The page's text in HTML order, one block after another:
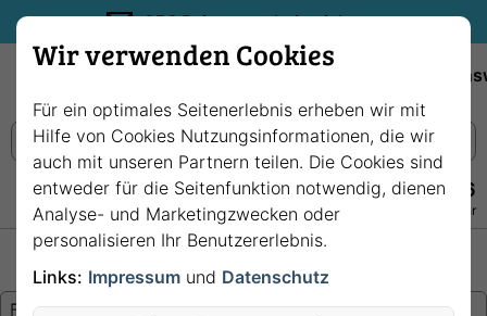
35€ Reisegutschein sichern.
+49 228 3875 7256
Persönlich · Kostenlos · Täglich 08–22 Uhr
Wir verwenden Cookies
Für ein optimales Seitenerlebnis erheben wir mit
Hilfe von Cookies Nutzungsinformationen, die wir
auch mit unseren Partnern teilen. Die Cookies sind
entweder für die Seitenfunktion notwendig, dienen
Analyse- und Marketingzwecken oder
personalisieren Ihr Benutzererlebnis.
Links: Impressum und Datenschutz